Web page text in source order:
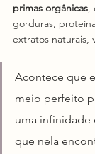
primas orgânicas,
gorduras,
extratos naturais,
Acontece que
meio perfeito
uma infinidade
que nela